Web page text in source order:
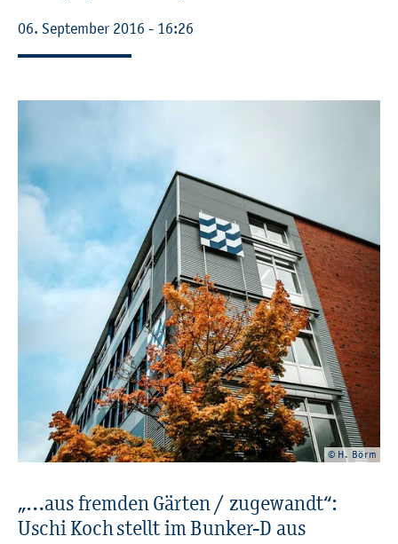
06. Sep­tem­ber 2016 - 16:26
© H. Börm
„…aus frem­den Gär­ten / zu­ge­wandt“:
Uschi Koch stellt im Bun­ker-D aus